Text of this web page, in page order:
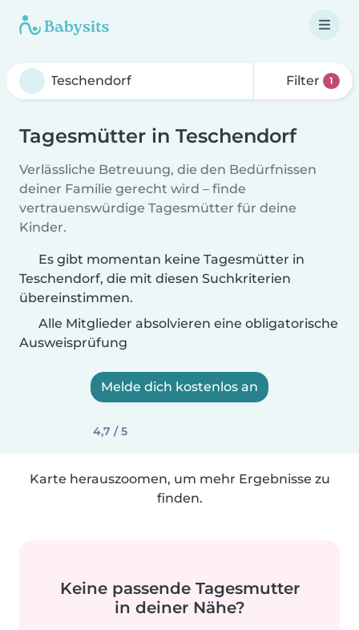
Filter 1
Tagesmütter in Teschendorf
Verlässliche Betreuung, die den Bedürfnissen
deiner Familie gerecht wird – finde
vertrauenswürdige Tagesmütter für deine
Kinder.
Es gibt momentan keine Tagesmütter in
Teschendorf, die mit diesen Suchkriterien
übereinstimmen.
Alle Mitglieder absolvieren eine obligatorische
Ausweisprüfung
Melde dich kostenlos an
4,7 / 5
Karte herauszoomen, um mehr Ergebnisse zu
finden.
Keine passende Tagesmutter
in deiner Nähe?